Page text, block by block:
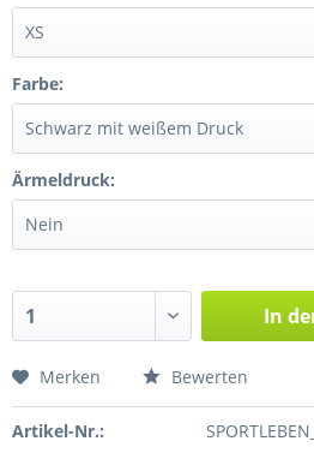
Farbe:
Ärmeldruck:
In
Merken Bewerten
Artikel-Nr.: